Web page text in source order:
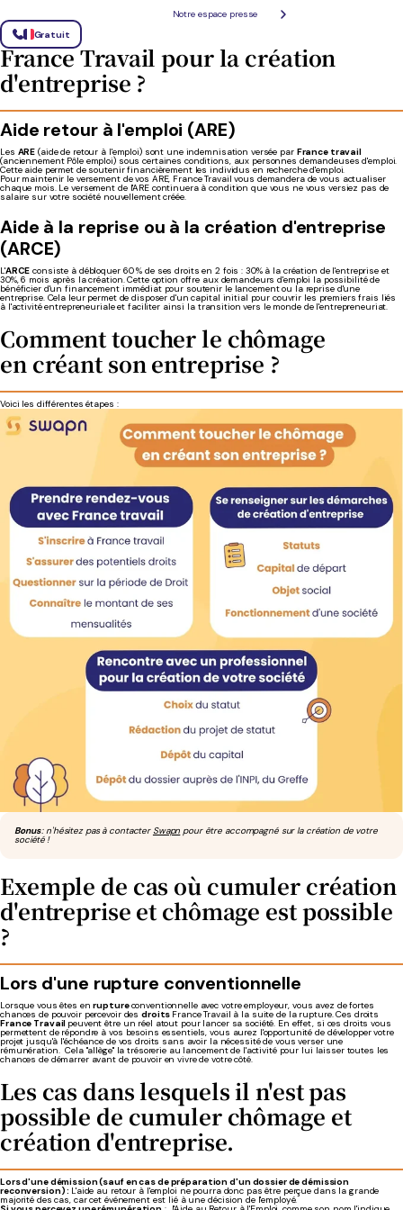
Notre espace presse
Gratuit
Quelles sont les différentes aides de
France Travail pour la création
d'entreprise ?
Aide retour à l'emploi (ARE)
Les ARE (aide de retour à l'emploi) sont une indemnisation versée par France travail
(anciennement Pôle emploi) sous certaines conditions, aux personnes demandeuses d'emploi.
Cette aide permet de soutenir financièrement les individus en recherche d'emploi.
Pour maintenir le versement de vos ARE, France Travail vous demandera de vous actualiser
chaque mois. Le versement de l'ARE continuera à condition que vous ne vous versiez pas de
salaire sur votre société nouvellement créée.
Aide à la reprise ou à la création d'entreprise
(ARCE)
L'ARCE consiste à débloquer 60 % de ses droits en 2 fois : 30% à la création de l'entreprise et
30%, 6 mois après la création. Cette option offre aux demandeurs d'emploi la possibilité de
bénéficier d'un financement immédiat pour soutenir le lancement ou la reprise d'une
entreprise. Cela leur permet de disposer d'un capital initial pour couvrir les premiers frais liés
à l'activité entrepreneuriale et faciliter ainsi la transition vers le monde de l'entrepreneuriat.
Comment toucherle chômage
en créantson entreprise ?
Voici les différentes étapes :
Bonus: n'hésitez pas à contacter Swapn pour être accompagné sur la création de votre
société !
Exemple de cas où cumuler création
d'entreprise et chômage est possible
?
Lors d'une rupture conventionnelle
Lorsque vous êtes enruptureconventionnelle avec votre employeur, vous avez de fortes
chances de pouvoir percevoir desdroits France Travail à la suite de la rupture. Ces droits
France Travail peuvent être un réel atout pour lancer sa société. En effet, si ces droits vous
permettent de répondre à vos besoins essentiels, vous aurez l'opportunité de développer votre
projet jusqu'à l'échéance de vos droits sans avoir la nécessité de vous verser une
rémunération. Cela "allège" la trésorerie au lancement de l'activité pour lui laisser toutes les
chances de démarrer avant de pouvoir en vivre de votre côté.
Les cas dans lesquels il n'est pas
possible de cumuler chômage et
création d'entreprise.
Lors d'une démission (sauf en cas de préparation d'un dossier de démission
reconversion) : L'aide au retour à l'emploi ne pourra donc pas être perçue dans la grande
majorité des cas, car cet événement est lié à une décision de l'employé.